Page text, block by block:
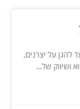
להגן על יצרנים,
ושיווק של...